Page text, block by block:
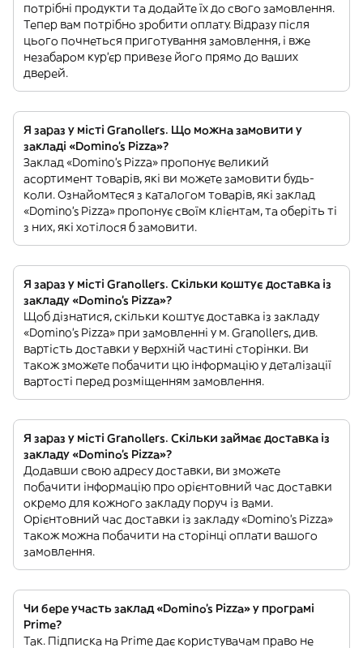
потрібні продукти та додайте їх до свого замовлення.
Тепер вам потрібно зробити оплату. Відразу після
цього почнеться приготування замовлення, і вже
незабаром кур'єр привезе його прямо до ваших
дверей.
Я зараз у місті Granollers. Що можна замовити у
закладі «Domino's Pizza»?
Заклад «Domino's Pizza» пропонує великий
асортимент товарів, які ви можете замовити будь-
коли. Ознайомтеся з каталогом товарів, які заклад
«Domino's Pizza» пропонує своїм клієнтам, та оберіть ті
з них, які хотілося б замовити.
Я зараз у місті Granollers. Скільки коштує доставка із
закладу «Domino's Pizza»?
Щоб дізнатися, скільки коштує доставка із закладу
«Domino's Pizza» при замовленні у м. Granollers, див.
вартість доставки у верхній частині сторінки. Ви
також зможете побачити цю інформацію у деталізації
вартості перед розміщенням замовлення.
Я зараз у місті Granollers. Скільки займає доставка із
закладу «Domino's Pizza»?
Додавши свою адресу доставки, ви зможете
побачити інформацію про орієнтовний час доставки
окремо для кожного закладу поруч із вами.
Орієнтовний час доставки із закладу «Domino's Pizza»
також можна побачити на сторінці оплати вашого
замовлення.
Чи бере участь заклад «Domino's Pizza» у програмі
Prime?
Так. Підписка на Prime дає користувачам право не